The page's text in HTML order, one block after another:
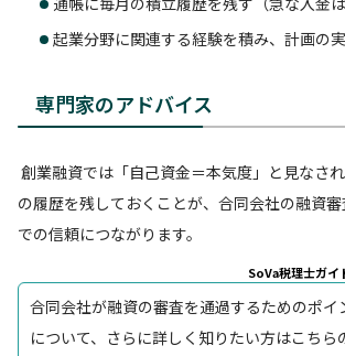
起業分野に関連する経験を積み、計画の
専門家のアドバイス
創業融資では「自己資金＝本気度」と見なさ
の履歴を残しておくことが、合同会社の融資
での信頼につながります。
SoVa税理士ガイ
合同会社が融資の審査を通過するためのポイ
について、さらに詳しく知りたい方はこちら